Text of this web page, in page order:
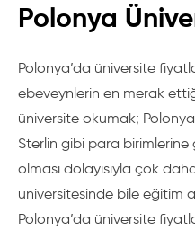
Polonya
Polonya’da üniversite
ebeveynlerin en merak
üniversite okumak;
Sterlin gibi para
olması dolayısıyla çok
üniversitesinde bile eğitim
Polonya’da üniversite